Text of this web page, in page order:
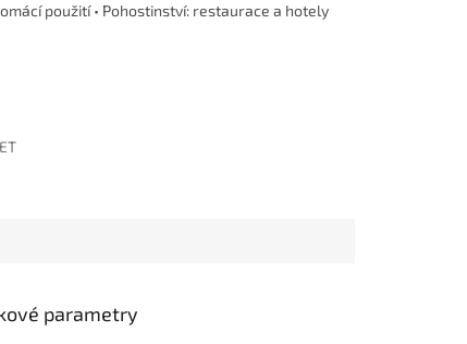
použití • Pohostinství: restaurace a hotely
parametry